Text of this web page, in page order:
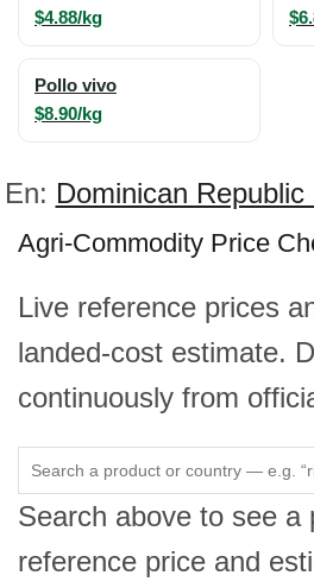
$4.88/kg
Pollo vivo
$8.90/kg
En: Dominican
Agri-Commodity Price
Live reference prices
landed-cost estimate.
continuously from
Search above to see a
reference price and